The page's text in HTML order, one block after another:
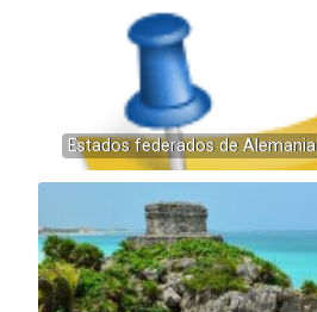
Estados federados de Alemania